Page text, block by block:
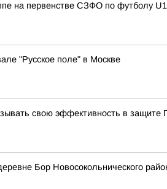
на первенстве СЗФО по футболу
"Русское поле" в Москве
свою эффективность в защите
Бор Новосокольнического